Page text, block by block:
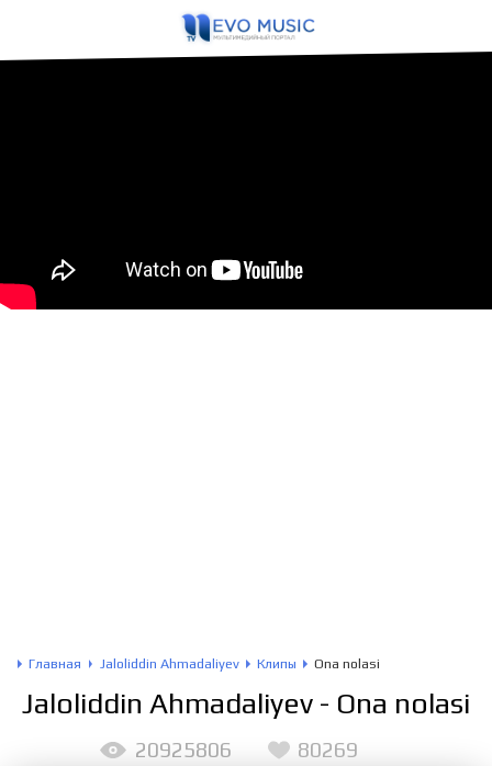
Главная Jaloliddin Ahmadaliyev Клипы Ona nolasi
Jaloliddin Ahmadaliyev - Ona nolasi
20925806 80269